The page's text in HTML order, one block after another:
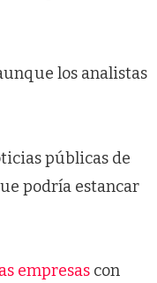
los analistas
públicas de
podría estancar
empresas con